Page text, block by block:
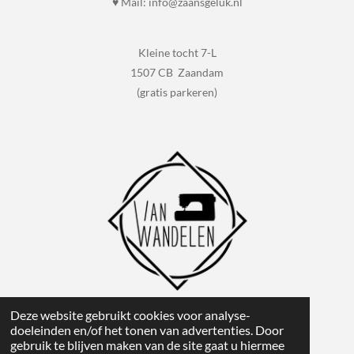
Deze website gebruikt cookies voor analyse-
doeleinden en/of het tonen van advertenties. Door
gebruik te blijven maken van de site gaat u hiermee
Kleine tocht 7-L
1507 CB Zaandam
(gratis parkeren)
R
a
1 2 3 4 5
S
t
e